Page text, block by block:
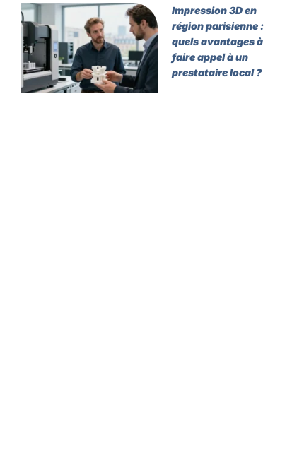
Impression 3D en
région parisienne :
quels avantages à
faire appel à un
prestataire local ?